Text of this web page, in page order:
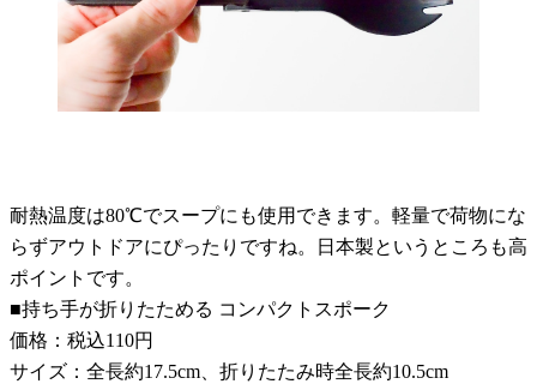
耐熱温度は80℃でスープにも使用できます。軽量で荷物にな
らずアウトドアにぴったりですね。日本製というところも高
ポイントです。
■持ち手が折りたためる コンパクトスポーク
価格：税込110円
サイズ：全長約17.5cm、折りたたみ時全長約10.5cm